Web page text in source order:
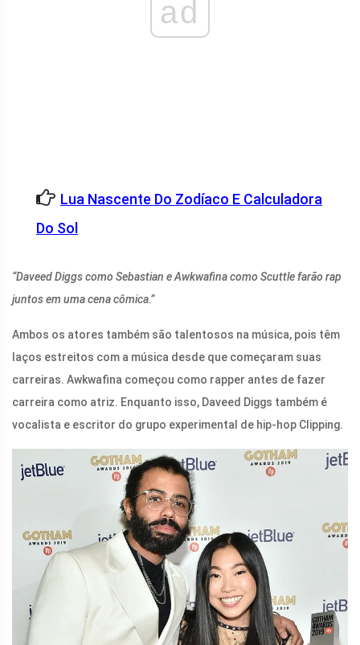
ad
Lua Nascente Do Zodíaco E Calculadora
Do Sol
“Daveed Diggs como Sebastian e Awkwafina como Scuttle farão rap
juntos em uma cena cômica.”
Ambos os atores também são talentosos na música, pois têm
laços estreitos com a música desde que começaram suas
carreiras. Awkwafina começou como rapper antes de fazer
carreira como atriz. Enquanto isso, Daveed Diggs também é
vocalista e escritor do grupo experimental de hip-hop Clipping.